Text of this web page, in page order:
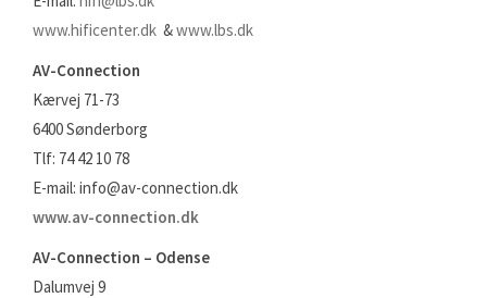
www.hificenter.dk &www.lbs.dk
AV-Connection
Kærvej 71-73
6400 Sønderborg
Tlf: 74 42 10 78
E-mail: info@av-connection.dk
www.av-connection.dk
AV-Connection – Odense
Dalumvej 9